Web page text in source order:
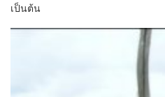
เป็นต้น